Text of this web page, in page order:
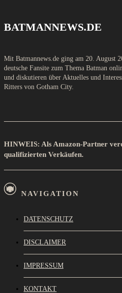
BATMANNEWS.DE
Mit Batmannews.de ging am 20. August
deutsche Fansite zum Thema Batman
und diskutieren über Aktuelles und
Ritters von Gotham City.
HINWEIS: Als Amazon-Partner
qualifizierten Verkäufen.
NAVIGATION
DATENSCHUTZ
DISCLAIMER
IMPRESSUM
KONTAKT